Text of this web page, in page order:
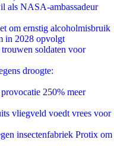
als NASA-ambassadeur
om ernstig alcoholmisbruik
in 2028 opvolgt
soldaten voor
droogte:
250% meer
vliegveld voedt vrees voor
insectenfabriek Protix om